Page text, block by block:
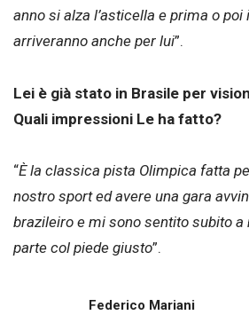
anno si alza l’asticella e prima o
arriveranno anche per lui”.
Lei è già stato in Brasile per
Quali impressioni Le ha fatto?
“È la classica pista Olimpica fatta
nostro sport ed avere una gara
brazileiro e mi sono sentito subito a
parte col piede giusto”.
Federico Mariani